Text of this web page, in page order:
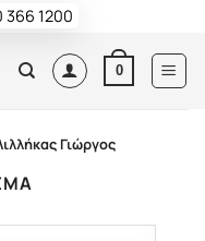
366 1200
0
Γιώργος